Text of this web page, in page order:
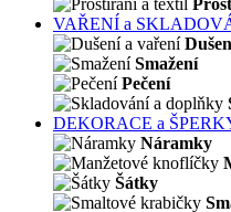
VAŘENÍ a
Smažení
Pečení
DEKORACE a
Náramky
Šátky